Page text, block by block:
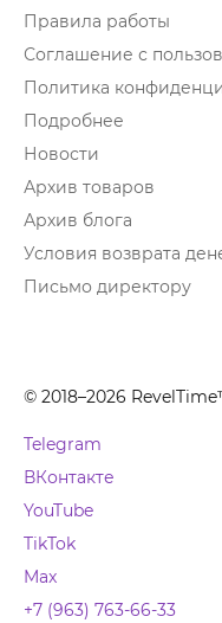
Правила работы
Соглашение с
Политика
Подробнее
Новости
Архив товаров
Архив блога
Условия возврата
Письмо директору
© 2018–2026
Telegram
ВКонтакте
YouTube
TikTok
Max
+7 (963) 763-66-33